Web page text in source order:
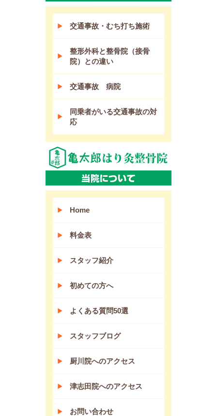
交通事故・むち打ち施術
整形外科と整骨院（接骨
院）との違い
交通事故 病院
同乗者がいる交通事故の対
応
Home
料金表
スタッフ紹介
初めての方へ
よくある質問50選
スタッフブログ
厨川院へのアクセス
津志田院へのアクセス
お問い合わせ